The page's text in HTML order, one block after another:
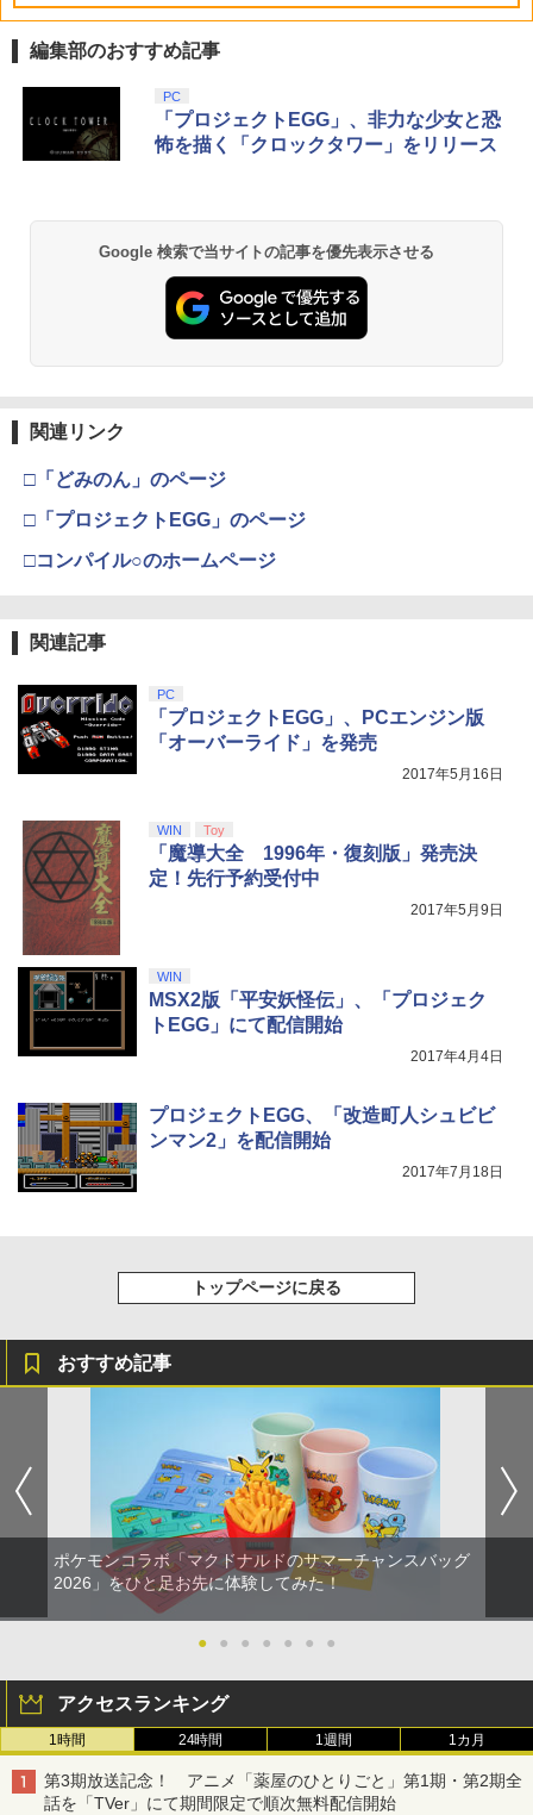
編集部のおすすめ記事
PC
「プロジェクトEGG」、非力な少女と恐
怖を描く「クロックタワー」をリリース
Google 検索で当サイトの記事を優先表示させる
関連リンク
□「どみのん」のページ
□「プロジェクトEGG」のページ
□コンパイル○のホームページ
関連記事
PC
「プロジェクトEGG」、PCエンジン版
「オーバーライド」を発売
2017年5月16日
WIN Toy
「魔導大全 1996年・復刻版」発売決
定！先行予約受付中
2017年5月9日
WIN
MSX2版「平安妖怪伝」、「プロジェク
トEGG」にて配信開始
2017年4月4日
プロジェクトEGG、「改造町人シュビビ
ンマン2」を配信開始
2017年7月18日
トップページに戻る
おすすめ記事
ポケモンコラボ「マクドナルドのサマーチャンスバッグ
2026」をひと足お先に体験してみた！
● ● ● ● ● ● ●
アクセスランキング
1時間 24時間 1週間 1カ月
第3期放送記念！ アニメ「薬屋のひとりごと」第1期・第2期全
話を「TVer」にて期間限定で順次無料配信開始